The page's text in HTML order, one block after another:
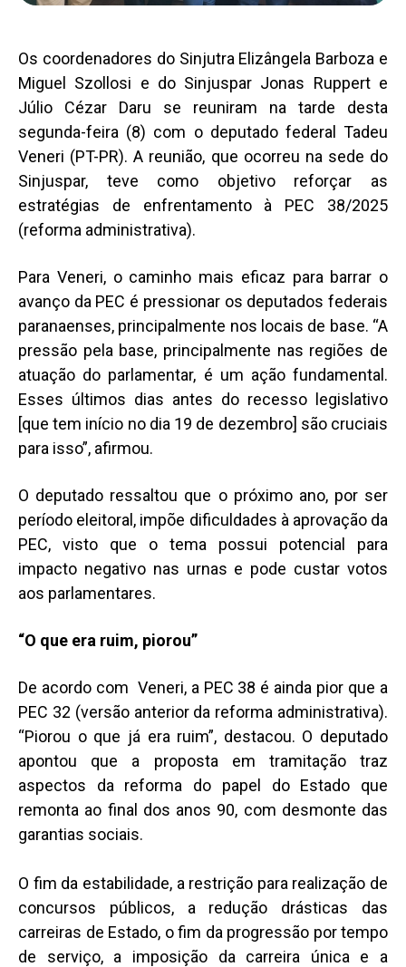
Os coordenadores do Sinjutra Elizângela Barboza e
Miguel Szollosi e do Sinjuspar Jonas Ruppert e
Júlio Cézar Daru se reuniram na tarde desta
segunda-feira (8) com o deputado federal Tadeu
Veneri (PT-PR). A reunião, que ocorreu na sede do
Sinjuspar, teve como objetivo reforçar as
estratégias de enfrentamento à PEC 38/2025
(reforma administrativa).
Para Veneri, o caminho mais eficaz para barrar o
avanço da PEC é pressionar os deputados federais
paranaenses, principalmente nos locais de base. “A
pressão pela base, principalmente nas regiões de
atuação do parlamentar, é um ação fundamental.
Esses últimos dias antes do recesso legislativo
[que tem início no dia 19 de dezembro] são cruciais
para isso”, afirmou.
O deputado ressaltou que o próximo ano, por ser
período eleitoral, impõe dificuldades à aprovação da
PEC, visto que o tema possui potencial para
impacto negativo nas urnas e pode custar votos
aos parlamentares.
“O que era ruim, piorou”
De acordo com Veneri, a PEC 38 é ainda pior que a
PEC 32 (versão anterior da reforma administrativa).
“Piorou o que já era ruim”, destacou. O deputado
apontou que a proposta em tramitação traz
aspectos da reforma do papel do Estado que
remonta ao final dos anos 90, com desmonte das
garantias sociais.
O fim da estabilidade, a restrição para realização de
concursos públicos, a redução drásticas das
carreiras de Estado, o fim da progressão por tempo
de serviço, a imposição da carreira única e a